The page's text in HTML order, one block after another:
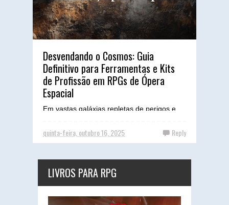
Desvendando o Cosmos: Guia
Definitivo para Ferramentas e Kits
de Profissão em RPGs de Ópera
Espacial
Em vastas galáxias repletas de perigos e
linha tênue entre o sucesso e o vazio do
espaço. Para nó...
quinta-feira, outubro 16, 2025 Reply
LIVROS PARA RPG